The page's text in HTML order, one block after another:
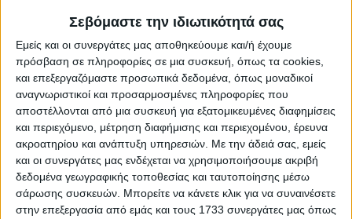
Σεβόμαστε την ιδιωτικότητά σας
Εμείς και οι συνεργάτες μας αποθηκεύουμε και/ή έχουμε
πρόσβαση σε πληροφορίες σε μια συσκευή, όπως τα cookies,
και επεξεργαζόμαστε προσωπικά δεδομένα, όπως μοναδικοί
αναγνωριστικοί και προσαρμοσμένες πληροφορίες που
αποστέλλονται από μια συσκευή για εξατομικευμένες διαφημίσεις
και περιεχόμενο, μέτρηση διαφήμισης και περιεχομένου, έρευνα
ακροατηρίου και ανάπτυξη υπηρεσιών. Με την άδειά σας, εμείς
και οι συνεργάτες μας ενδέχεται να χρησιμοποιήσουμε ακριβή
δεδομένα γεωγραφικής τοποθεσίας και ταυτοποίησης μέσω
σάρωσης συσκευών. Μπορείτε να κάνετε κλικ για να συναινέσετε
στην επεξεργασία από εμάς και τους 1733 συνεργάτες μας όπως
Ο Μπρέντ Όουενς ξετυλίγει τον
Μαυρίκιο
Ο Brent Owens ταξιδεύει και δείχνει τα γαστρονομικά
μυστικά ενός επίγειου παραδείσου.